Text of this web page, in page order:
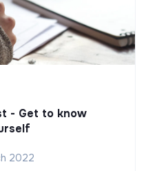
- Get to know
2022